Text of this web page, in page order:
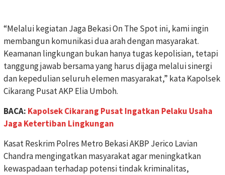
“Melalui kegiatan Jaga Bekasi On The Spot ini, kami ingin
membangun komunikasi dua arah dengan masyarakat.
Keamanan lingkungan bukan hanya tugas kepolisian, tetapi
tanggung jawab bersama yang harus dijaga melalui sinergi
dan kepedulian seluruh elemen masyarakat,” kata Kapolsek
Cikarang Pusat AKP Elia Umboh.
BACA: Kapolsek Cikarang Pusat Ingatkan Pelaku Usaha
Jaga Ketertiban Lingkungan
Kasat Reskrim Polres Metro Bekasi AKBP Jerico Lavian
Chandra mengingatkan masyarakat agar meningkatkan
kewaspadaan terhadap potensi tindak kriminalitas,